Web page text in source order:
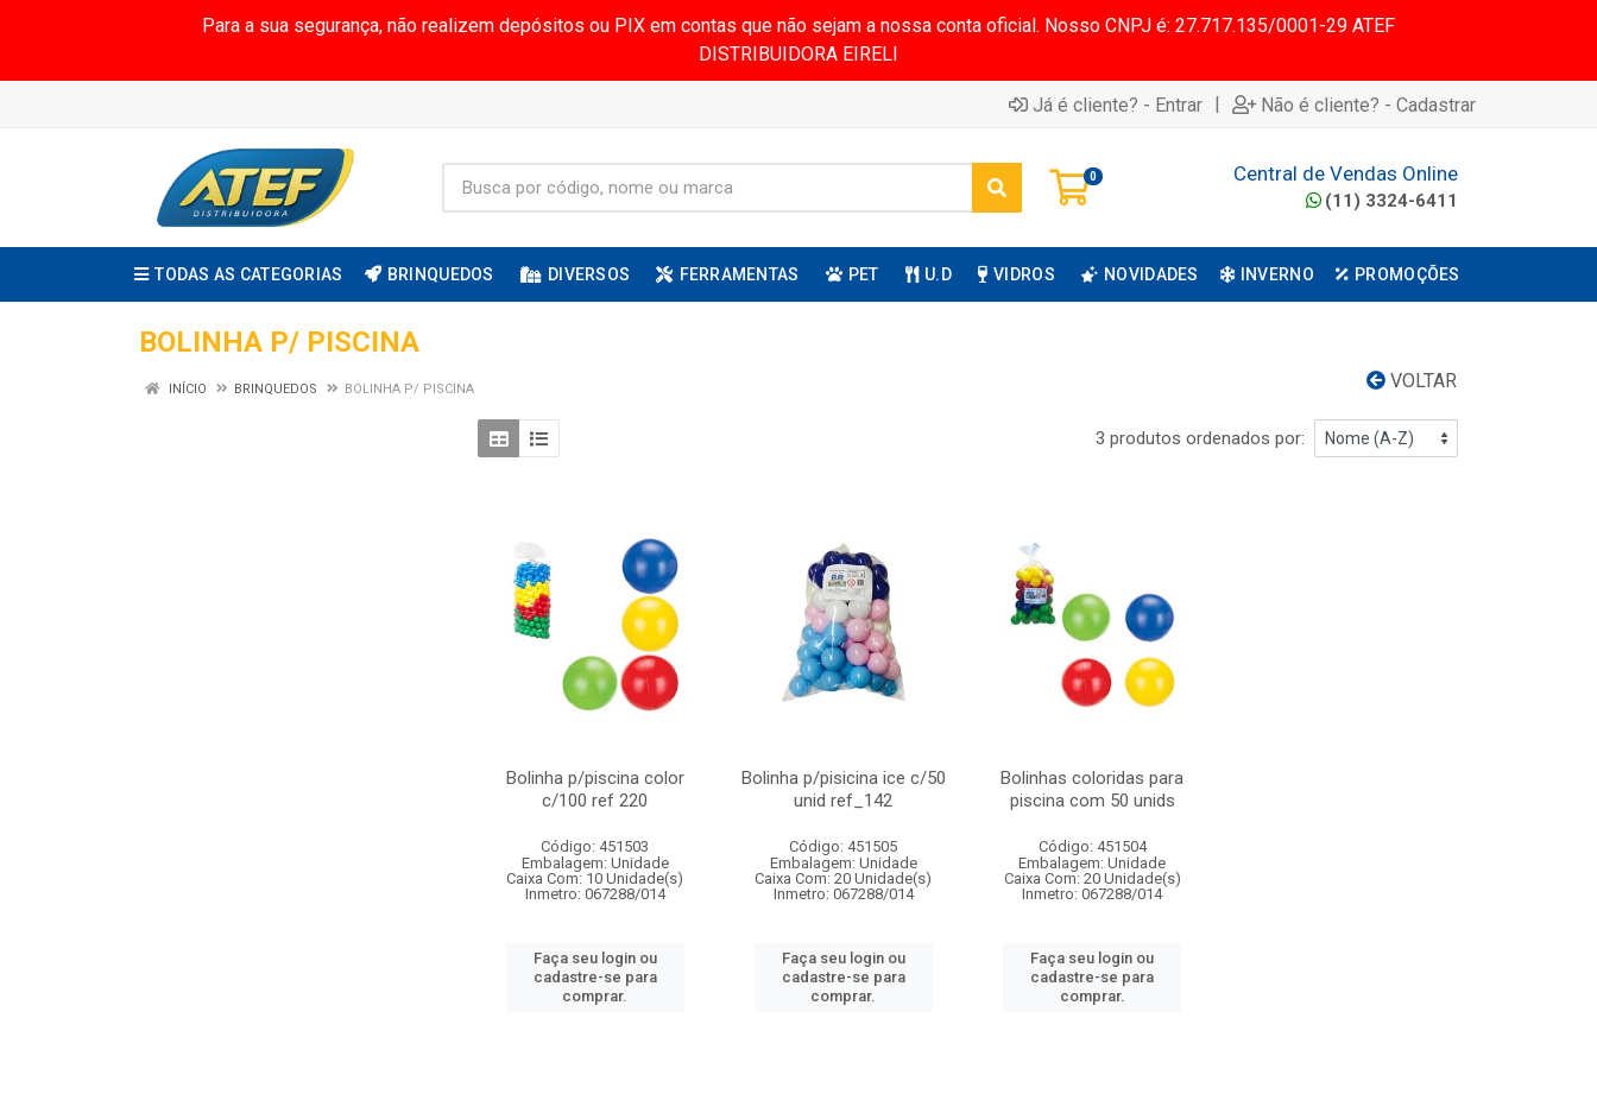
Para a sua segurança, não realizem depósitos ou PIX em contas que não sejam a nossa conta oficial. Nosso CNPJ é: 27.717.135/0001-29 ATEF
DISTRIBUIDORA EIRELI
Já é cliente? - Entrar | Não é cliente? - Cadastrar
0 Central de Vendas Online
(11) 3324-6411
TODAS AS CATEGORIAS BRINQUEDOS DIVERSOS FERRAMENTAS PET U.D VIDROS NOVIDADES INVERNO PROMOÇÕES
BOLINHA P/ PISCINA
VOLTAR
INÍCIO BRINQUEDOS BOLINHA P/ PISCINA
3 produtos ordenados por:
Bolinha p/piscina color
c/100 ref 220
Código: 451503
Embalagem: Unidade
Caixa Com: 10 Unidade(s)
Inmetro: 067288/014
Faça seu login ou
cadastre-se para
comprar.
Bolinha p/pisicina ice c/50
unid ref_142
Código: 451505
Embalagem: Unidade
Caixa Com: 20 Unidade(s)
Inmetro: 067288/014
Faça seu login ou
cadastre-se para
comprar.
Bolinhas coloridas para
piscina com 50 unids
Código: 451504
Embalagem: Unidade
Caixa Com: 20 Unidade(s)
Inmetro: 067288/014
Faça seu login ou
cadastre-se para
comprar.